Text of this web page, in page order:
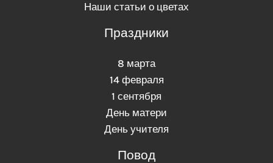
Наши статьи о цветах
Праздники
8 марта
14 февраля
1 сентября
День матери
День учителя
Повод